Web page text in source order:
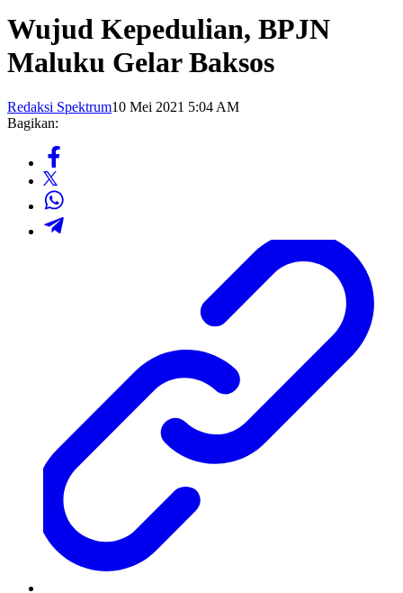
Wujud Kepedulian, BPJN
Maluku Gelar Baksos
Redaksi Spektrum10 Mei 2021 5:04 AM
Bagikan: